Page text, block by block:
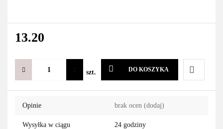
13.20
szt. DO KOSZYKA
Do
Opinie brak ocen (dodaj)
Wysyłka w ciągu 24 godziny